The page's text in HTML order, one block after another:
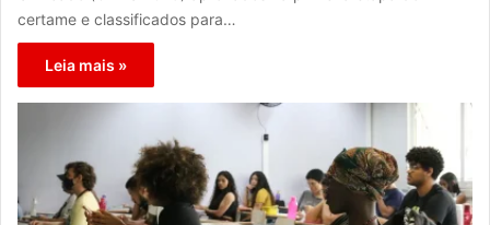
certame e classificados para…
Leia mais »